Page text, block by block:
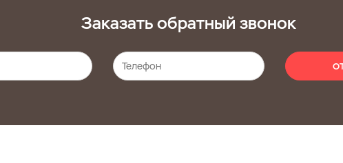
Заказать обратный звонок